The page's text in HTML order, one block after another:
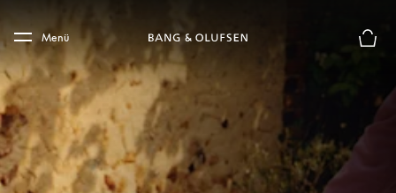
Skip to main footer
Menü